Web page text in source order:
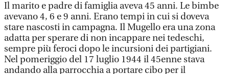
Il marito e padre di famiglia aveva 45 anni. Le bimbe
avevano 4, 6 e 9 anni. Erano tempi in cui si doveva
stare nascosti in campagna. Il Mugello era una zona
adatta per sperare di non incappare nei tedeschi,
sempre più feroci dopo le incursioni dei partigiani.
Nel pomeriggio del 17 luglio 1944 il 45enne stava
andando alla parrocchia a portare cibo per il